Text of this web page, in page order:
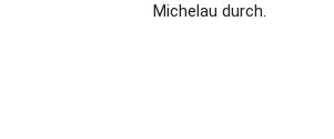
Michelau durch.